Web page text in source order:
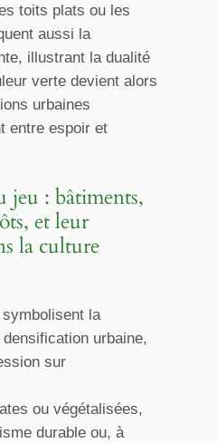
toits plats ou les
aussi la
illustrant la dualité
verte devient alors
urbaines
entre espoir et
jeu : bâtiments,
et leur
la culture
la
urbaine,
sur
ou végétalisées,
durable ou, à